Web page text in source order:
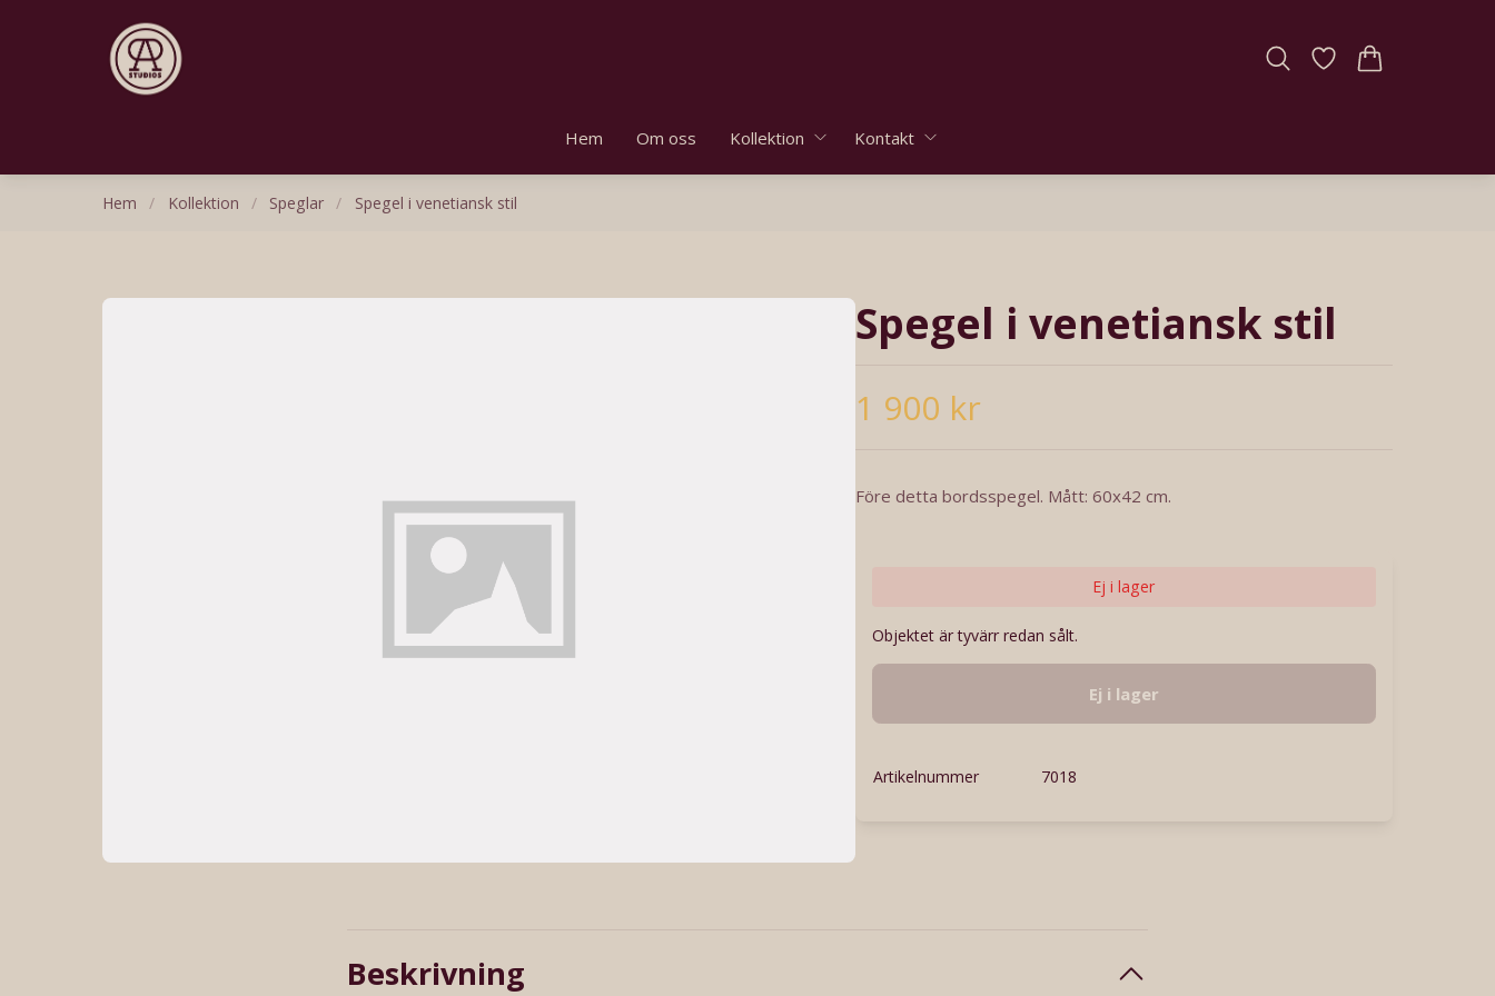
Hem Om oss Kollektion Kontakt
Hem / Kollektion / Speglar / Spegel i venetiansk stil
Spegel i venetiansk stil
1 900 kr
Före detta bordsspegel. Mått: 60x42 cm.
Ej i lager
Objektet är tyvärr redan sålt.
Ej i lager
Artikelnummer 7018
Beskrivning